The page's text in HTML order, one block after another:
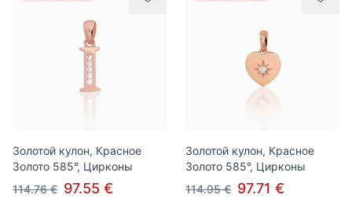
Золотой кулон, Красное
Золото 585°, Цирконы
114.76 € 97.55 €
Золотой кулон, Красное
Золото 585°, Цирконы
114.95 € 97.71 €